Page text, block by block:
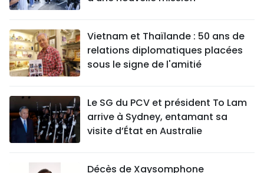
Vietnam et Thaïlande : 50 ans de
relations diplomatiques placées
sous le signe de l'amitié
Le SG du PCV et président To Lam
arrive à Sydney, entamant sa
visite d’État en Australie
Décès de Xaysomphone